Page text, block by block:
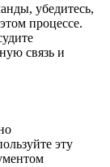
убедитесь,
процессе.
связь и
эту